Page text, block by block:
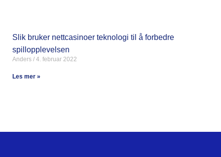
Slik bruker nettcasinoer teknologi til å forbedre
spillopplevelsen
Anders 4. februar 2022
Les mer »